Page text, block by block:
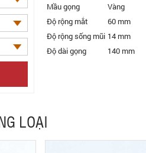
Mầu gọng
Vàng
Độ rộng mắt
60 mm
Độ rộng sống mũi 14 mm
Độ dài gọng
140 mm
LOẠI